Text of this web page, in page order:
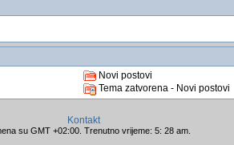
Novi postovi
Tema zatvorena - Novi postovi
Kontakt
su GMT +02:00. Trenutno vrijeme: 5: 28 am.